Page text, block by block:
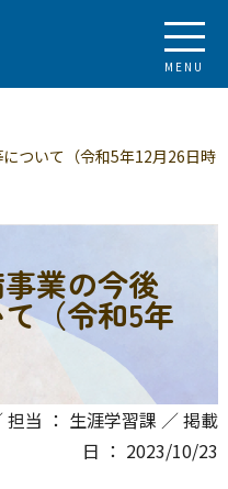
MENU
ついて（令和5年12月26日時
業の今後
（令和5年
当 ： 生涯学習課 ／ 掲載
日 ： 2023/10/23